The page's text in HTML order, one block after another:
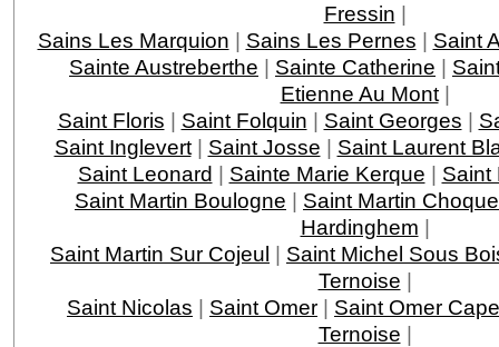
Fressin |
Sains Les Marquion | Sains Les Pernes | Saint
Sainte Austreberthe | Sainte Catherine |
Etienne Au Mont|
Saint Floris | Saint Folquin | Saint Georges |
Saint Inglevert| Saint Josse | Saint Laurent
Saint Leonard | Sainte Marie Kerque | Saint
Saint Martin Boulogne | Saint Martin
Hardinghem |
Saint Martin Sur Cojeul | Saint Michel Sous
Ternoise |
Saint Nicolas | Saint Omer | Saint Omer
Ternoise |